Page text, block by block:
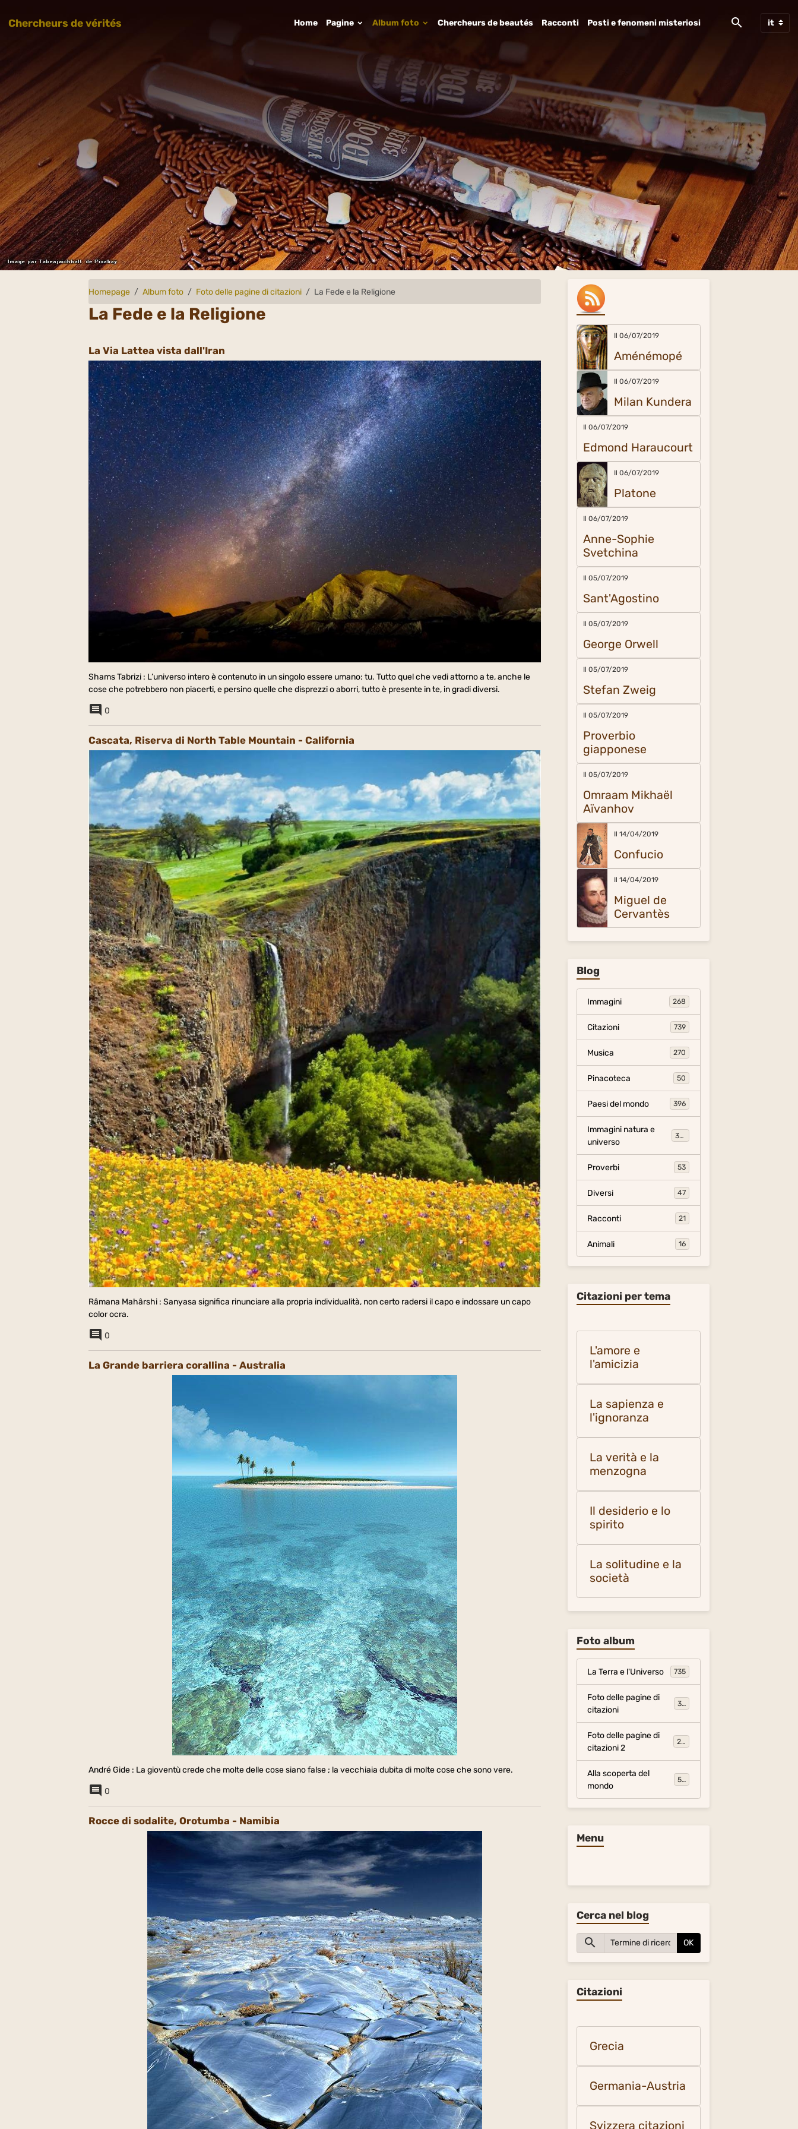
Chercheurs de vérités Home Pagine Album foto Chercheurs de beautés Racconti Posti e fenomeni misteriosi
Homepage Album foto Foto delle pagine di citazioni La Fede e la Religione
La Fede e la Religione
La Via Lattea vista dall'Iran
Shams Tabrizi : L’universo intero è contenuto in un singolo essere umano: tu. Tutto quel che vedi attorno a te, anche le
cose che potrebbero non piacerti, e persino quelle che disprezzi o aborri, tutto è presente in te, in gradi diversi.
0
Cascata, Riserva di North Table Mountain - California
Râmana Mahârshi : Sanyasa significa rinunciare alla propria individualità, non certo radersi il capo e indossare un capo
color ocra.
0
La Grande barriera corallina - Australia
André Gide : La gioventù crede che molte delle cose siano false ; la vecchiaia dubita di molte cose che sono vere.
0
Rocce di sodalite, Orotumba - Namibia
Il 06/07/2019
Aménémopé
Il 06/07/2019
Milan Kundera
Il 06/07/2019
Edmond Haraucourt
Il 06/07/2019
Platone
Il 06/07/2019
Anne-Sophie
Svetchina
Il 05/07/2019
Sant'Agostino
Il 05/07/2019
George Orwell
Il 05/07/2019
Stefan Zweig
Il 05/07/2019
Proverbio
giapponese
Il 05/07/2019
Omraam Mikhaël
Aïvanhov
Il 14/04/2019
Confucio
Il 14/04/2019
Miguel de
Cervantès
Blog
Immagini 268
Citazioni 739
Musica 270
Pinacoteca 50
Paesi del mondo 396
Immagini natura e
universo
306
Proverbi 53
Diversi 47
Racconti 21
Animali 16
Citazioni per tema
L'amore e
l'amicizia
La sapienza e
l'ignoranza
La verità e la
menzogna
Il desiderio e lo
spirito
La solitudine e la
società
Foto album
La Terra e l'Universo 735
Foto delle pagine di
citazioni
317
Foto delle pagine di
citazioni 2
281
Alla scoperta del
mondo
54
Menu
Cerca nel blog
OK
Citazioni
Grecia
Germania-Austria
Svizzera citazioni